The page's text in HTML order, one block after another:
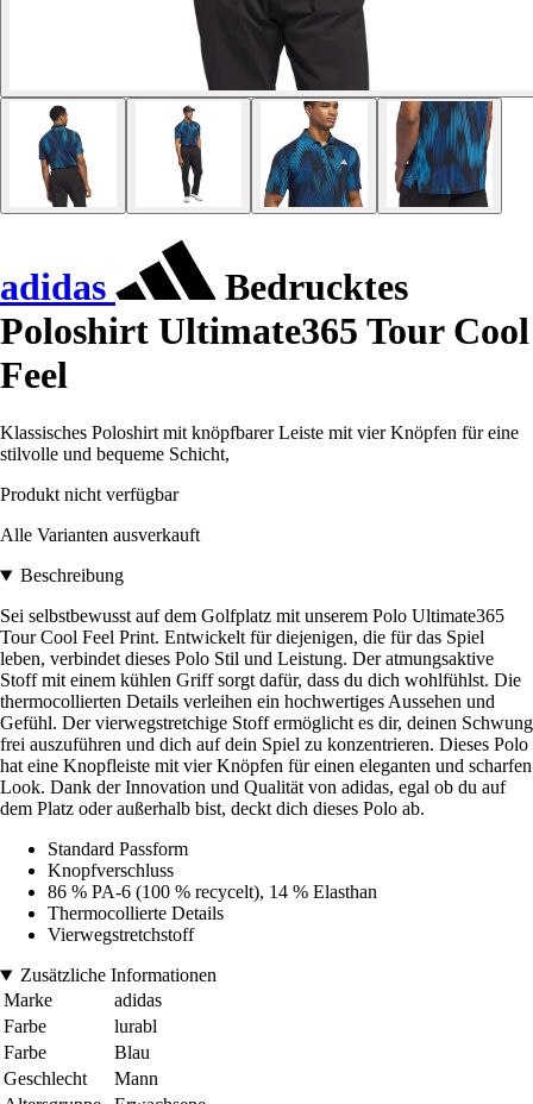
adidas
Bedrucktes
Poloshirt Ultimate365 Tour Cool
Feel
Klassisches Poloshirt mit knöpfbarer Leiste mit vier Knöpfen für eine
stilvolle und bequeme Schicht,
Produkt nicht verfügbar
Alle Varianten ausverkauft
Beschreibung
Sei selbstbewusst auf dem Golfplatz mit unserem Polo Ultimate365
Tour Cool Feel Print. Entwickelt für diejenigen, die für das Spiel
leben, verbindet dieses Polo Stil und Leistung. Der atmungsaktive
Stoff mit einem kühlen Griff sorgt dafür, dass du dich wohlfühlst. Die
thermocollierten Details verleihen ein hochwertiges Aussehen und
Gefühl. Der vierwegstretchige Stoff ermöglicht es dir, deinen Schwung
frei auszuführen und dich auf dein Spiel zu konzentrieren. Dieses Polo
hat eine Knopfleiste mit vier Knöpfen für einen eleganten und scharfen
Look. Dank der Innovation und Qualität von adidas, egal ob du auf
dem Platz oder außerhalb bist, deckt dich dieses Polo ab.
Standard Passform
Knopfverschluss
86 % PA-6 (100 % recycelt), 14 % Elasthan
Thermocollierte Details
Vierwegstretchstoff
Zusätzliche Informationen
Marke
adidas
Farbe
lurabl
Farbe
Blau
Geschlecht
Mann